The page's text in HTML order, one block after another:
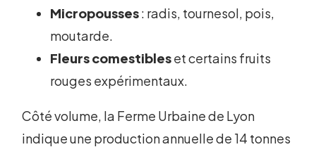
Micropousses: radis, tournesol, pois,
moutarde.
Fleurs comestibleset certains fruits
rouges expérimentaux.
Côté volume, la Ferme Urbaine de Lyon
indique une production annuelle de 14 tonnes